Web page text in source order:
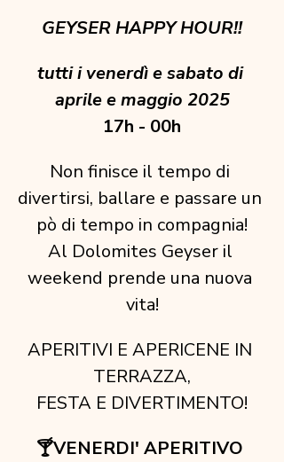
GEYSER HAPPY HOUR!!
tutti i venerdì e sabato di
aprile e maggio 2025
17h - 00h
Non finisce il tempo di
divertirsi, ballare e passare un
pò di tempo in compagnia!
Al Dolomites Geyser il
weekend prende una nuova
vita!
APERITIVI E APERICENE IN
TERRAZZA,
FESTA E DIVERTIMENTO!
🍸VENERDI' APERITIVO